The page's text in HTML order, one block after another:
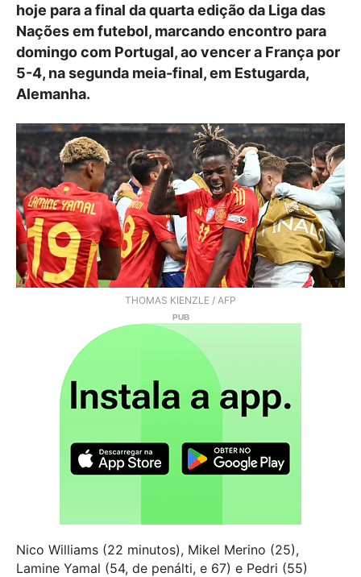
hoje para a final da quarta edição da Liga das
Nações em futebol, marcando encontro para
domingo com Portugal, ao vencer a França por
5-4, na segunda meia-final, em Estugarda,
Alemanha.
THOMAS KIENZLE / AFP
Nico Williams (22 minutos), Mikel Merino (25),
Lamine Yamal (54, de penálti, e 67) e Pedri (55)